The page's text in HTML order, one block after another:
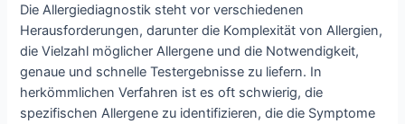
Die Allergiediagnostik steht vor verschiedenen
Herausforderungen, darunter die Komplexität von Allergien,
die Vielzahl möglicher Allergene und die Notwendigkeit,
genaue und schnelle Testergebnisse zu liefern. In
herkömmlichen Verfahren ist es oft schwierig, die
spezifischen Allergene zu identifizieren, die die Symptome